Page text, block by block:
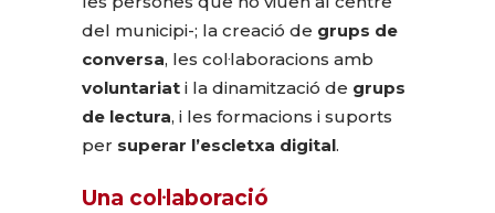
del municipi-; la creació de grups de
conversa, les col·laboracions amb
voluntariat i la dinamització de grups
de lectura, i les formacions i suports
per superar l’escletxa digital.
Una col·laboració